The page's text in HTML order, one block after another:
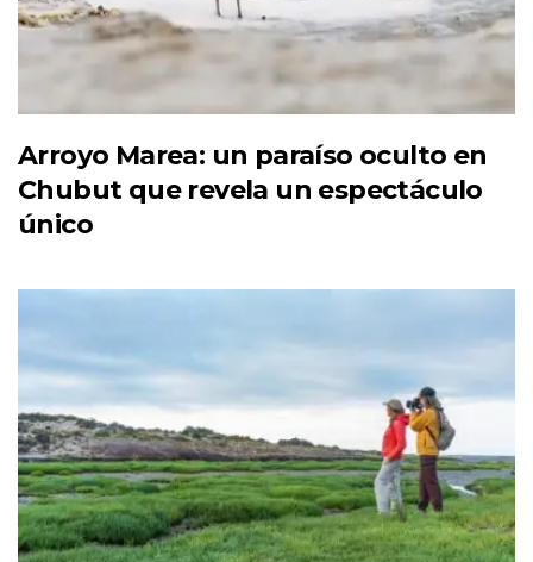
Arroyo Marea: un paraíso oculto en
Chubut que revela un espectáculo
único